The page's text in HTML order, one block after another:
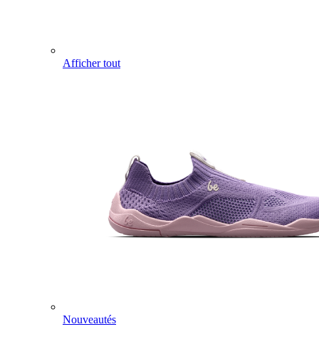
Afficher tout
Nouveautés